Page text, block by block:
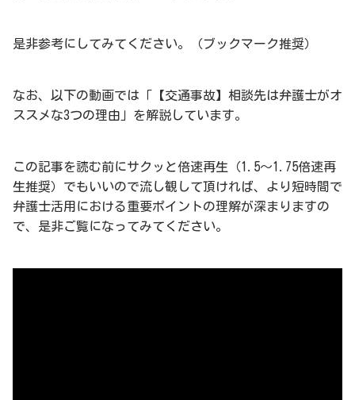
是非参考にしてみてください。（ブックマーク推奨）
なお、以下の動画では「【交通事故】相談先は弁護士がオ
ススメな3つの理由」を解説しています。
この記事を読む前にサクッと倍速再生（1.5〜1.75倍速再
生推奨）でもいいので流し観して頂ければ、より短時間で
弁護士活用における重要ポイントの理解が深まりますの
で、是非ご覧になってみてください。